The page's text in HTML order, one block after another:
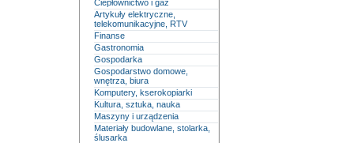
Ciepłownictwo i gaz
Artykuły elektryczne,
telekomunikacyjne, RTV
Finanse
Gastronomia
Gospodarka
Gospodarstwo domowe,
wnętrza, biura
Komputery, kserokopiarki
Kultura, sztuka, nauka
Maszyny i urządzenia
Materiały budowlane, stolarka,
ślusarka